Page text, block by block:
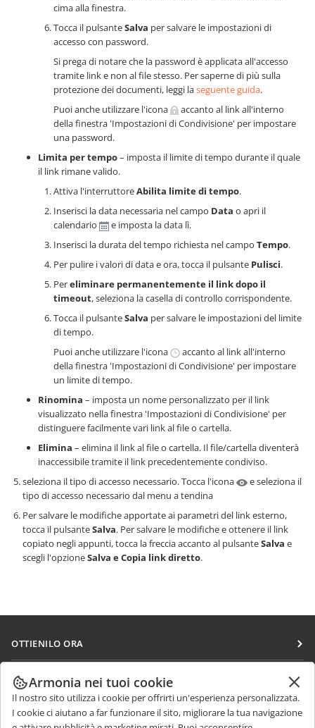
cima alla finestra.
Tocca il pulsanteSalva per salvare le impostazioni di
accesso con password.
Si prega di notare che la password è applicata all'accesso
tramite link e non al file stesso. Per saperne di più sulla
protezione dei documenti, leggi laseguente guida.
Puoi anche utilizzare l'icona
accanto al link all'interno
della finestra 'Impostazioni di Condivisione' per impostare
una password.
Limita per tempo– imposta il limite di tempo durante il quale
il link rimane valido.
Attiva l'interruttoreAbilita limite di tempo.
Inserisci la data necessaria nel campo Data o apri il
calendario
e imposta la data lì.
Inserisci la durata del tempo richiesta nel campo Tempo.
Per pulire i valori di data e ora, tocca il pulsante Pulisci.
Pereliminare permanentemente il link dopo il
timeout, seleziona la casella di controllo corrispondente.
Tocca il pulsanteSalva per salvare le impostazioni del limite
di tempo.
Puoi anche utilizzare l'icona
accanto al link all'interno
della finestra 'Impostazioni di Condivisione' per impostare
un limite di tempo.
Rinomina – imposta un nome personalizzato per il link
visualizzato nella finestra 'Impostazioni di Condivisione' per
distinguere facilmente vari link al file o cartella.
Elimina – elimina il link al file o cartella. Il file/cartella diventerà
inaccessibile tramite il link precedentemente condiviso.
seleziona il tipo di accesso necessario. Tocca l'icona
e seleziona il
tipo di accesso necessario dal menu a tendina
Per salvare le modifiche apportate ai parametri del link esterno,
tocca il pulsanteSalva. Per salvare le modifiche e ottenere il link
copiato negli appunti, tocca la freccia accanto al pulsanteSalva e
scegli l'opzioneSalva e Copia link diretto.
OTTIENILO ORA
Docs
DocSpace
Workspace
COLLABORA
Per i contributori
Per i traduttori
RICEVI NOTIZIE
Armonia nei tuoi cookie
Il nostro sito utilizza i cookie per offrirti un'esperienza personalizzata.
I cookie ci aiutano a far funzionare il sito, migliorare la tua navigazione